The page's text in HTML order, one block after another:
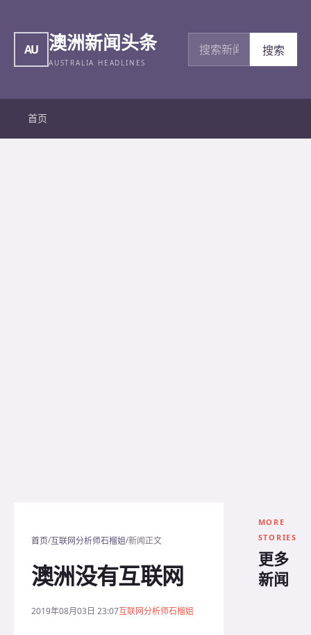
AU 澳洲新闻头条
AUSTRALIA HEADLINES
搜索新闻
搜索
首页
首页/互联网分析师石榴姐/新闻正文
澳洲没有互联网
2019年08月03日 23:07互联网分析师石榴姐
MORE
STORIES
更多
新闻